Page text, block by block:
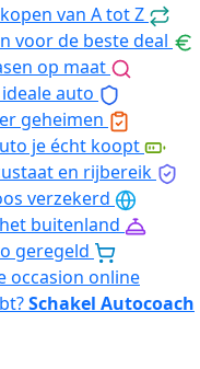
van A tot Z
voor de beste deal
op maat
auto
geheimen
je écht koopt
en rijbereik
verzekerd
buitenland
geregeld
occasion online
Schakel Autocoach